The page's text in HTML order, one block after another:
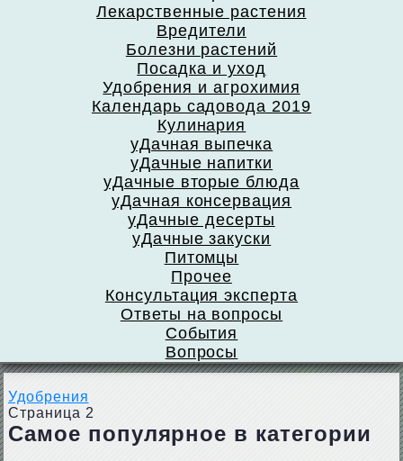
Лекарственные растения
Вредители
Болезни растений
Посадка и уход
Удобрения и агрохимия
Календарь садовода 2019
Кулинария
уДачная выпечка
уДачные напитки
уДачные вторые блюда
уДачная консервация
уДачные десерты
уДачные закуски
Питомцы
Прочее
Консультация эксперта
Ответы на вопросы
События
Вопросы
Удобрения
Страница 2
Самое популярное в категории